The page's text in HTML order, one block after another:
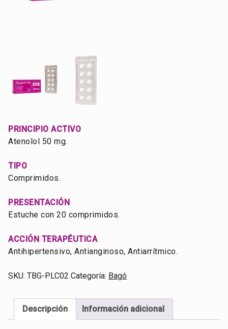
PRINCIPIO ACTIVO
Atenolol 50 mg.
TIPO
Comprimidos.
PRESENTACIÓN
Estuche con 20 comprimidos.
ACCIÓN TERAPÉUTICA
Antihipertensivo, Antianginoso, Antiarrítmico.
SKU: TBG-PLC02 Categoría: Bagó
Descripción Información adicional